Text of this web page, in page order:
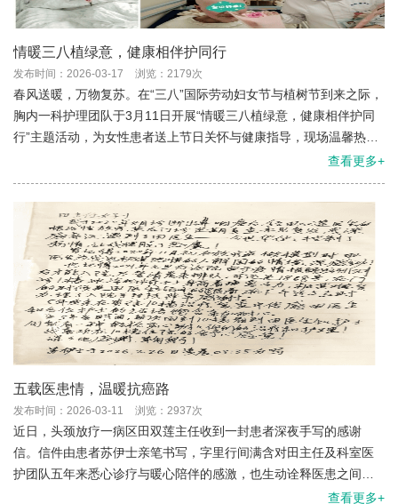
情暖三八植绿意，健康相伴护同行
发布时间：2026-03-17 浏览：2179次
春风送暖，万物复苏。在“三八”国际劳动妇女节与植树节到来之际，
胸内一科护理团队于3月11日开展“情暖三八植绿意，健康相伴护同
行”主题活动，为女性患者送上节日关怀与健康指导，现场温馨热
查看更多+
五载医患情，温暖抗癌路
发布时间：2026-03-11 浏览：2937次
近日，头颈放疗一病区田双莲主任收到一封患者深夜手写的感谢
信。信件由患者苏伊士亲笔书写，字里行间满含对田主任及科室医
护团队五年来悉心诊疗与暖心陪伴的感激，也生动诠释医患之间超
查看更多+